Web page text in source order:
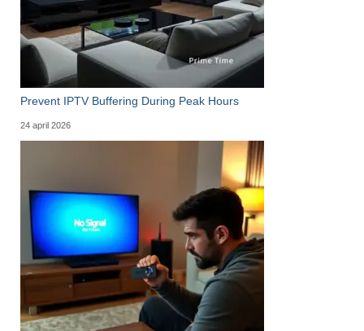
Prevent IPTV Buffering During Peak Hours
24 april 2026